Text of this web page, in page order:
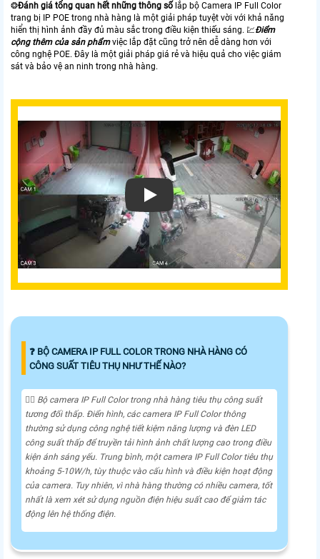
❂Đánh giá tổng quan hết những thông số lắp bộ Camera IP Full Color
trang bị IP POE trong nhà hàng là một giải pháp tuyệt vời với khả năng
hiển thị hình ảnh đầy đủ màu sắc trong điều kiện thiếu sáng. 💹Điểm
cộng thêm của sản phẩmviệc lắp đặt cũng trở nên dễ dàng hơn với
công nghệ POE. Đây là một giải pháp giá rẻ và hiệu quả cho việc giám
sát và bảo vệ an ninh trong nhà hàng.
❓ BỘ CAMERA IP FULL COLOR TRONG NHÀ HÀNG CÓ
CÔNG SUẤT TIÊU THỤ NHƯ THẾ NÀO?
🙆‍♀️ Bộ camera IP Full Color trong nhà hàng tiêu thụ công suất
tương đối thấp. Điển hình, các camera IP Full Color thông
thường sử dụng công nghệ tiết kiệm năng lượng và đèn LED
công suất thấp để truyền tải hình ảnh chất lượng cao trong điều
kiện ánh sáng yếu. Trung bình, một camera IP Full Color tiêu thụ
khoảng 5-10W/h, tùy thuộc vào cấu hình và điều kiện hoạt động
của camera. Tuy nhiên, vì nhà hàng thường có nhiều camera, tốt
nhất là xem xét sử dụng nguồn điện hiệu suất cao để giảm tác
động lên hệ thống điện.